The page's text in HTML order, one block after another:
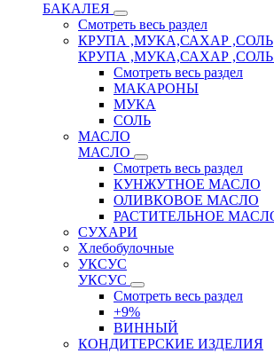
БАКАЛЕЯ
Смотреть весь раздел
КРУПА ,МУКА,САХАР ,СОЛЬ
КРУПА ,МУКА,САХАР ,СОЛЬ
Смотреть весь раздел
МАКАРОНЫ
МУКА
СОЛЬ
МАСЛО
МАСЛО
Смотреть весь раздел
КУНЖУТНОЕ МАСЛО
ОЛИВКОВОЕ МАСЛО
РАСТИТЕЛЬНОЕ
СУХАРИ
Хлебобулочные
УКСУС
УКСУС
Смотреть весь раздел
+9%
ВИННЫЙ
КОНДИТЕРСКИЕ ИЗДЕЛИЯ